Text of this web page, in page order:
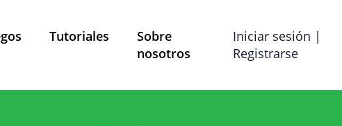
Tutoriales
Sobre
nosotros
Iniciar sesión |
Registrarse
Términos y Condiciones